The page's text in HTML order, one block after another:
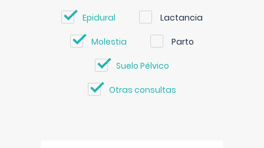
Epidural Lactancia
Molestia Parto
Suelo Pélvico
Otras consultas